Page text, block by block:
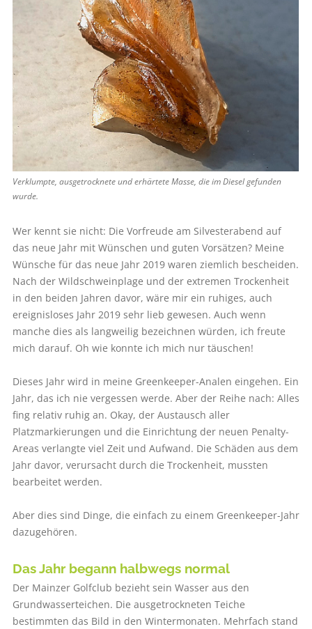
Verklumpte, ausgetrocknete und erhärtete Masse, die im Diesel gefunden
wurde.
Wer kennt sie nicht: Die Vorfreude am Silvesterabend auf
das neue Jahr mit Wünschen und guten Vorsätzen? Meine
Wünsche für das neue Jahr 2019 waren ziemlich bescheiden.
Nach der Wildschweinplage und der extremen Trockenheit
in den beiden Jahren davor, wäre mir ein ruhiges, auch
ereignisloses Jahr 2019 sehr lieb gewesen. Auch wenn
manche dies als langweilig bezeichnen würden, ich freute
mich darauf. Oh wie konnte ich mich nur täuschen!
Dieses Jahr wird in meine Greenkeeper-Analen eingehen. Ein
Jahr, das ich nie vergessen werde. Aber der Reihe nach: Alles
fing relativ ruhig an. Okay, der Austausch aller
Platzmarkierungen und die Einrichtung der neuen Penalty-
Areas verlangte viel Zeit und Aufwand. Die Schäden aus dem
Jahr davor, verursacht durch die Trockenheit, mussten
bearbeitet werden.
Aber dies sind Dinge, die einfach zu einem Greenkeeper-Jahr
dazugehören.
Das Jahr begann ­halbwegs normal
Der Mainzer Golfclub bezieht sein Wasser aus den
Grundwasserteichen. Die ausgetrockneten Teiche
bestimmten das Bild in den Wintermonaten. Mehrfach stand